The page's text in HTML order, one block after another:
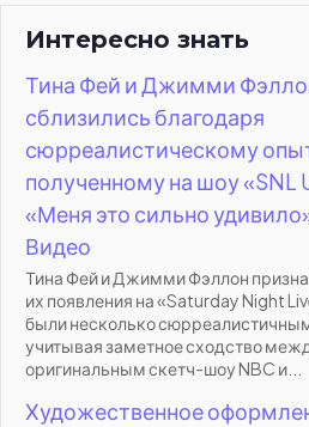
Интересно знать
Тина Фей и Джимми
сблизились благодаря
сюрреалистическому
полученному на шоу «SNL
«Меня это сильно
Видео
Тина Фей и Джимми Фэллон
их появления на «Saturday Night
были несколько
учитывая заметное сходство
оригинальным скетч-шоу NBC и...
Художественное